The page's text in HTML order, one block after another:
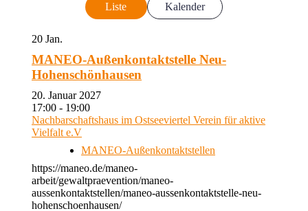
Liste Kalender
20 Jan.
MANEO-Außenkontaktstelle Neu-
Hohenschönhausen
20. Januar 2027
17:00 - 19:00
Nachbarschaftshaus im Ostseeviertel Verein für aktive
Vielfalt e.V
MANEO-Außenkontaktstellen
https://maneo.de/maneo-
arbeit/gewaltpraevention/maneo-
aussenkontaktstellen/maneo-aussenkontaktstelle-neu-
hohenschoenhausen/